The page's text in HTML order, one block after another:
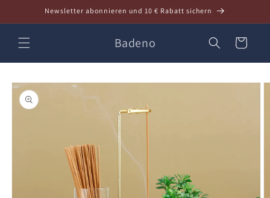
Inhalt
Newsletter abonnieren und 10 € Rabatt sichern
Badeno Warenkorb